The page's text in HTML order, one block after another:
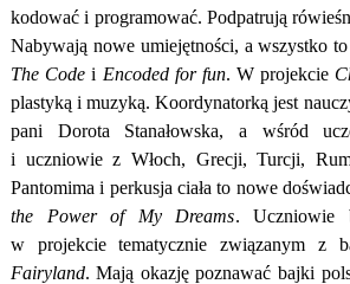
kodować i programować. Podpatrują
Nabywają nowe umiejętności, a wszystko
The Code i Encoded for fun. W projekcie
plastyką i muzyką. Koordynatorką jest
pani Dorota Stanałowska, a wśród
i uczniowie z Włoch, Grecji, Turcji,
Pantomima i perkusja ciała to nowe
the Power of My Dreams. Uczniowie
w projekcie tematycznie związanym z
Fairyland. Mają okazję poznawać bajki